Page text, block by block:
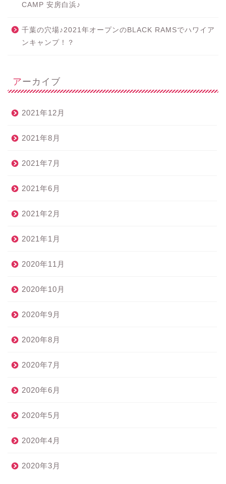
CAMP 安房白浜♪
千葉の穴場♪2021年オープンのBLACK RAMSでハワイア
ンキャンプ！？
アーカイブ
2021年12月
2021年8月
2021年7月
2021年6月
2021年2月
2021年1月
2020年11月
2020年10月
2020年9月
2020年8月
2020年7月
2020年6月
2020年5月
2020年4月
2020年3月